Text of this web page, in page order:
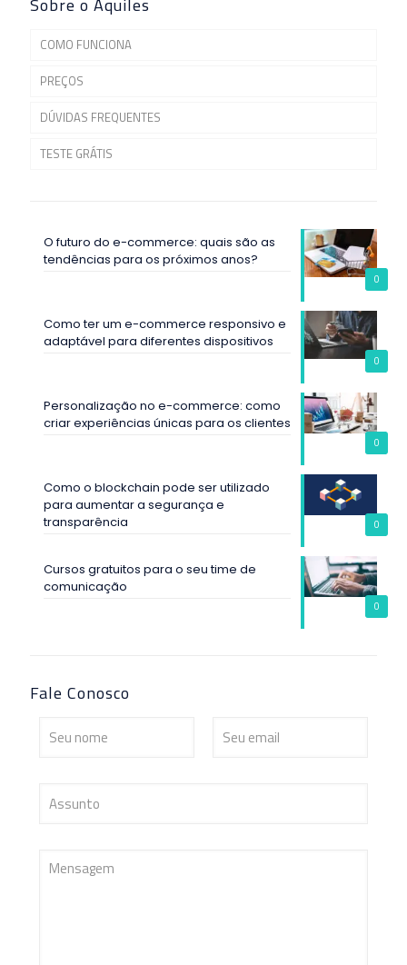
COMO FUNCIONA
PREÇOS
DÚVIDAS FREQUENTES
TESTE GRÁTIS
0
O futuro do e-commerce: quais são as
tendências para os próximos anos?
0
Como ter um e-commerce responsivo e
adaptável para diferentes dispositivos
0
Personalização no e-commerce: como
criar experiências únicas para os clientes
0
Como o blockchain pode ser utilizado
para aumentar a segurança e
transparência
0
Cursos gratuitos para o seu time de
comunicação
Fale Conosco